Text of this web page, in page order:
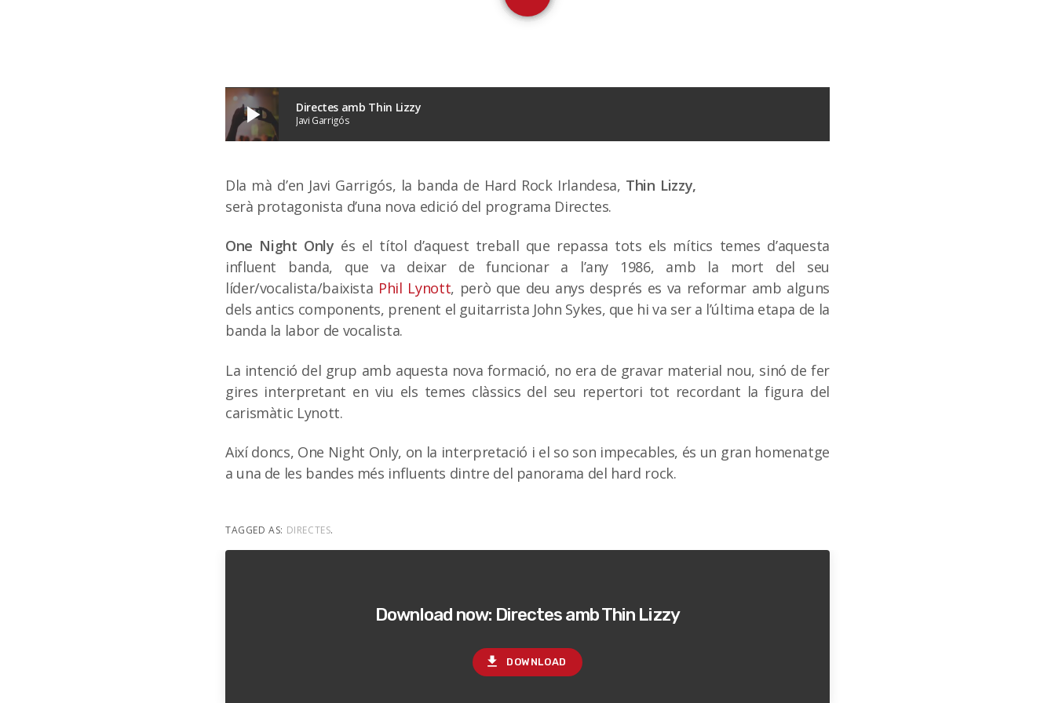
play_arrow Directes amb Thin Lizzy
Javi Garrigós
Dla mà d’en Javi Garrigós, la banda de Hard Rock Irlandesa, Thin Lizzy,
serà protagonista d’una nova edició del programa Directes.
One Night Only és el títol d’aquest treball que repassa tots els mítics temes d’aquesta
influent banda, que va deixar de funcionar a l’any 1986, amb la mort del seu
líder/vocalista/baixista Phil Lynott, però que deu anys després es va reformar amb alguns
dels antics components, prenent el guitarrista John Sykes, que hi va ser a l’última etapa de la
banda la labor de vocalista.
La intenció del grup amb aquesta nova formació, no era de gravar material nou, sinó de fer
gires interpretant en viu els temes clàssics del seu repertori tot recordant la figura del
carismàtic Lynott.
Així doncs, One Night Only, on la interpretació i el so son impecables, és un gran homenatge
a una de les bandes més influents dintre del panorama del hard rock.
TAGGED AS: DIRECTES.
Download now: Directes amb Thin Lizzy
file_download DOWNLOAD